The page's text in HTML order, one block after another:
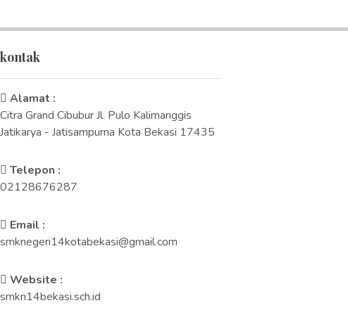
kontak
Alamat :
Citra Grand Cibubur Jl. Pulo Kalimanggis
Jatikarya - Jatisampurna Kota Bekasi 17435
Telepon :
02128676287
Email :
smknegeri14kotabekasi@gmail.com
Website :
smkn14bekasi.sch.id